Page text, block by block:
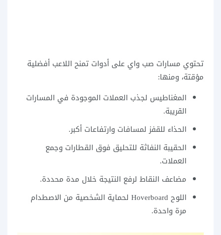
تحتوي مسارات صب واي على أدوات تمنح اللاعب أفضلية
مؤقتة، ومنها:
المغناطيس لجذب العملات الموجودة في المسارات
القريبة.
الحذاء للقفز لمسافات وارتفاعات أكبر.
الحقيبة النفاثة للتحليق فوق القطارات وجمع
العملات.
مضاعف النقاط لرفع النتيجة خلال مدة محددة.
اللوح Hoverboard لحماية الشخصية من الاصطدام
مرة واحدة.